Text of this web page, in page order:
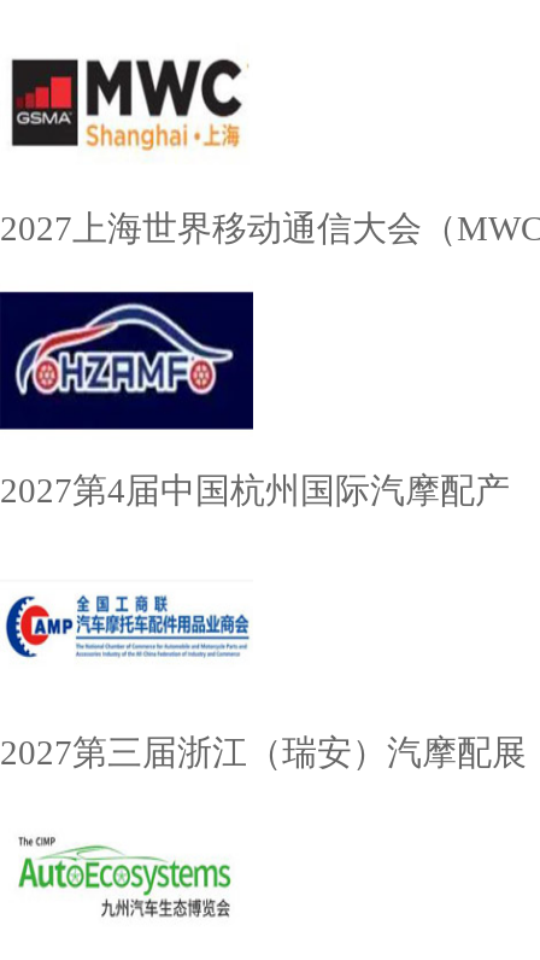
2027上海世界移动通信大会（
2027第4届中国杭州国际汽摩配产
2027第三届浙江（瑞安）汽摩配展